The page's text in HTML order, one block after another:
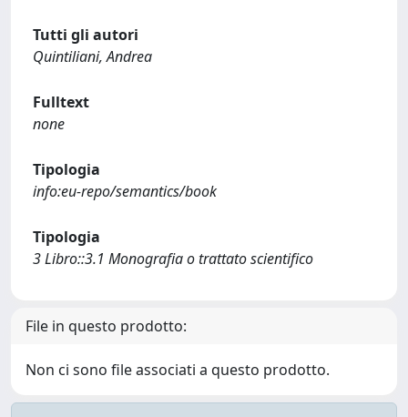
Tutti gli autori
Quintiliani, Andrea
Fulltext
none
Tipologia
info:eu-repo/semantics/book
Tipologia
3 Libro::3.1 Monografia o trattato scientifico
File in questo prodotto:
Non ci sono file associati a questo prodotto.